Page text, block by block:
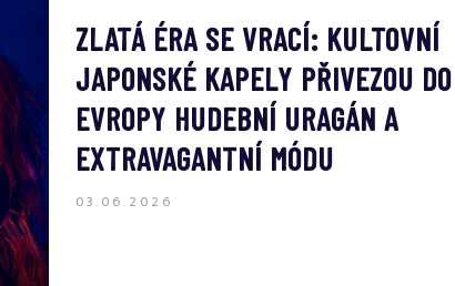
ZLATÁ ÉRA SE VRACÍ: KULTOVNÍ
JAPONSKÉ KAPELY PŘIVEZOU DO
EVROPY HUDEBNÍ URAGÁN A
EXTRAVAGANTNÍ MÓDU
03.06.2026